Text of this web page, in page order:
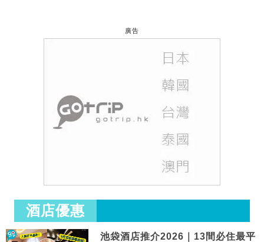
廣告
酒店優惠
池袋酒店推介2026｜13間必住最平